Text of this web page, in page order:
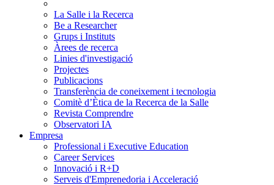
La Salle i la Recerca
Be a Researcher
Grups i Instituts
Àrees de recerca
Linies d'investigació
Projectes
Publicacions
Transferència de coneixement i tecnologia
Comitè d’Ètica de la Recerca de la Salle
Revista Comprendre
Observatori IA
Empresa
Professional i Executive Education
Career Services
Innovació i R+D
Serveis d'Emprenedoria i Acceleració